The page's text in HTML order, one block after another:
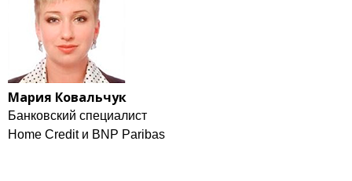
Мария Ковальчук
Банковский специалист
Home Credit и BNP Paribas